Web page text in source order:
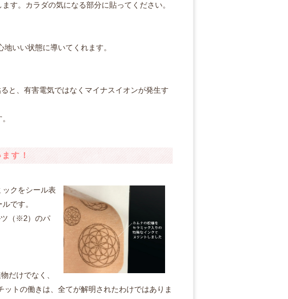
す。カラダの気になる部分に貼ってください。
いい状態に導いてくれます。
と、有害電気ではなくマイナスイオンが発生す
す！
クをシール表
です。
（※2）のパ
だけでなく、
トの働きは、全てが解明されたわけではありま